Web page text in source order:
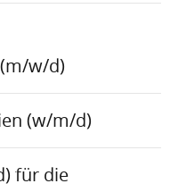
w/d)
(w/m/d)
für die